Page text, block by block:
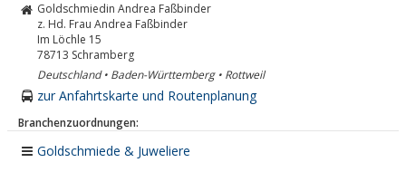
Goldschmiedin Andrea Faßbinder
z. Hd. Frau Andrea Faßbinder
Im Löchle 15
78713 Schramberg
Deutschland • Baden-Württemberg • Rottweil
zur Anfahrtskarte und Routenplanung
Branchenzuordnungen:
Goldschmiede & Juweliere